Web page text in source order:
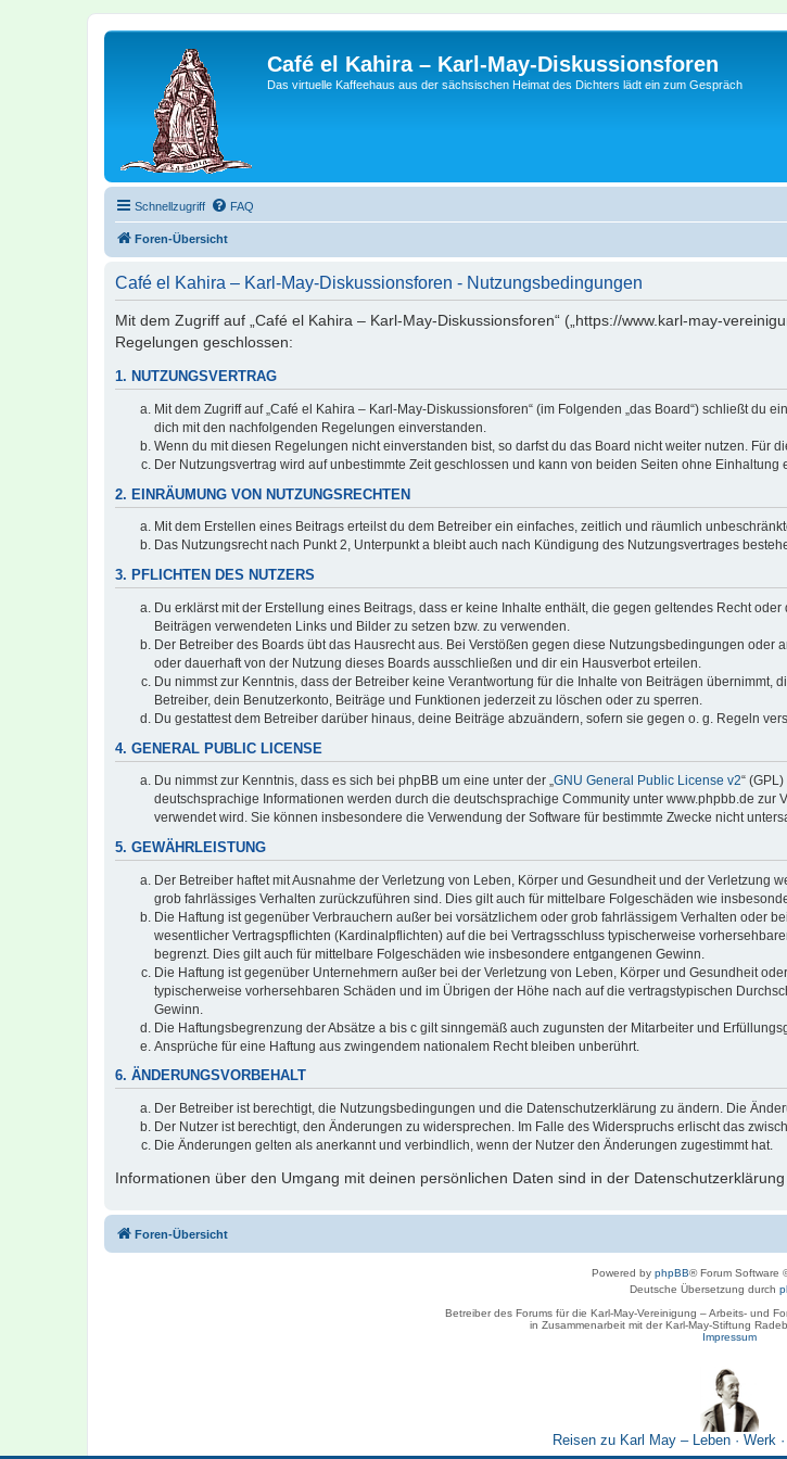
Café el Kahira – Karl-May-Diskussionsforen
Das virtuelle Kaffeehaus aus der sächsischen Heimat des Dichters lädt ein zum Gespräch
Schnellzugriff FAQ
Foren-Übersicht
Café el Kahira – Karl-May-Diskussionsforen - Nutzungsbedingungen
Mit dem Zugriff auf „Café el Kahira – Karl-May-Diskussionsforen“ („https://www.karl-may-
Regelungen geschlossen:
1. NUTZUNGSVERTRAG
Mit dem Zugriff auf „Café el Kahira – Karl-May-Diskussionsforen“ (im Folgenden „das Board“) schließt du
dich mit den nachfolgenden Regelungen einverstanden.
Wenn du mit diesen Regelungen nicht einverstanden bist, so darfst du das Board nicht weiter nutzen.
Der Nutzungsvertrag wird auf unbestimmte Zeit geschlossen und kann von beiden Seiten ohne
2. EINRÄUMUNG VON NUTZUNGSRECHTEN
Mit dem Erstellen eines Beitrags erteilst du dem Betreiber ein einfaches, zeitlich und räumlich
Das Nutzungsrecht nach Punkt 2, Unterpunkt a bleibt auch nach Kündigung des Nutzungsvertrages
3. PFLICHTEN DES NUTZERS
Du erklärst mit der Erstellung eines Beitrags, dass er keine Inhalte enthält, die gegen geltendes Recht
Beiträgen verwendeten Links und Bilder zu setzen bzw. zu verwenden.
Der Betreiber des Boards übt das Hausrecht aus. Bei Verstößen gegen diese Nutzungsbedingungen
oder dauerhaft von der Nutzung dieses Boards ausschließen und dir ein Hausverbot erteilen.
Du nimmst zur Kenntnis, dass der Betreiber keine Verantwortung für die Inhalte von Beiträgen
Betreiber, dein Benutzerkonto, Beiträge und Funktionen jederzeit zu löschen oder zu sperren.
Du gestattest dem Betreiber darüber hinaus, deine Beiträge abzuändern, sofern sie gegen o. g. Regeln
4. GENERAL PUBLIC LICENSE
Du nimmst zur Kenntnis, dass es sich bei phpBB um eine unter der „GNU General Public License v2“
deutschsprachige Informationen werden durch die deutschsprachige Community unter www.phpbb.de
verwendet wird. Sie können insbesondere die Verwendung der Software für bestimmte Zwecke nicht
5. GEWÄHRLEISTUNG
Der Betreiber haftet mit Ausnahme der Verletzung von Leben, Körper und Gesundheit und der
grob fahrlässiges Verhalten zurückzuführen sind. Dies gilt auch für mittelbare Folgeschäden wie
Die Haftung ist gegenüber Verbrauchern außer bei vorsätzlichem oder grob fahrlässigem Verhalten oder
wesentlicher Vertragspflichten (Kardinalpflichten) auf die bei Vertragsschluss typischerweise
begrenzt. Dies gilt auch für mittelbare Folgeschäden wie insbesondere entgangenen Gewinn.
Die Haftung ist gegenüber Unternehmern außer bei der Verletzung von Leben, Körper und Gesundheit
typischerweise vorhersehbaren Schäden und im Übrigen der Höhe nach auf die vertragstypischen
Gewinn.
Die Haftungsbegrenzung der Absätze a bis c gilt sinngemäß auch zugunsten der Mitarbeiter und
Ansprüche für eine Haftung aus zwingendem nationalem Recht bleiben unberührt.
6. ÄNDERUNGSVORBEHALT
Der Betreiber ist berechtigt, die Nutzungsbedingungen und die Datenschutzerklärung zu ändern. Die
Der Nutzer ist berechtigt, den Änderungen zu widersprechen. Im Falle des Widerspruchs erlischt das
Die Änderungen gelten als anerkannt und verbindlich, wenn der Nutzer den Änderungen zugestimmt hat.
Informationen über den Umgang mit deinen persönlichen Daten sind in der Datenschutzerklärung
Foren-Übersicht
Powered by phpBB® Forum Software
Deutsche Übersetzung durch
Betreiber des Forums für die Karl-May-Vereinigung – Arbeits- und
in Zusammenarbeit mit der Karl-May-Stiftung
Impressum
Reisen zu Karl May – Leben · Werk